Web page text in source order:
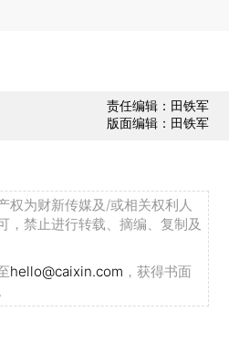
责任编辑：田铁军
版面编辑：田铁军
权为财新传媒及/或相关权利人
，禁止进行转载、摘编、复制及
hello@caixin.com ，获得书面